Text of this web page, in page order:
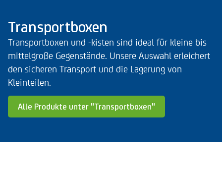
Transportboxen
Transportboxen und -kisten sind ideal für kleine bis
mittelgroße Gegenstände. Unsere Auswahl erleichert
den sicheren Transport und die Lagerung von
Kleinteilen.
Alle Produkte unter "Transportboxen"